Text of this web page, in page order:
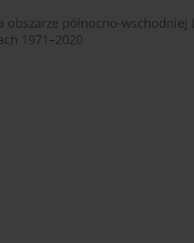
północno-wschodniej
1971–2020